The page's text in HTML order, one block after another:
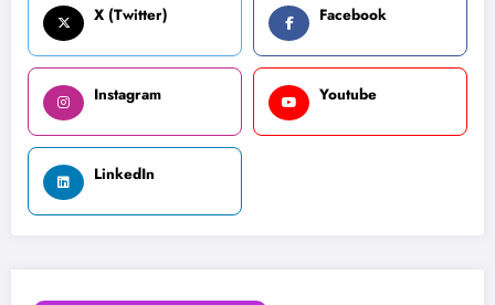
X (Twitter) Facebook
Instagram Youtube
LinkedIn